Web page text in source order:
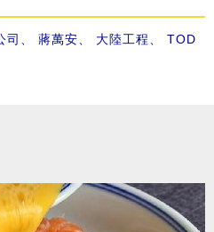
司 蔣萬安 大陸工程 TOD